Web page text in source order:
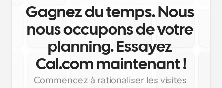
Gagnez du temps. Nous
nous occupons de votre
planning. Essayez
Cal.com maintenant !
Commencez à rationaliser les visites